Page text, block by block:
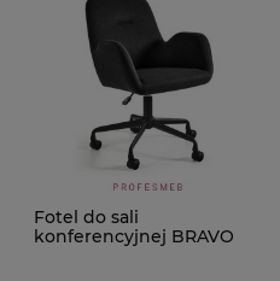
Fotel do sali
konferencyjnej BRAVO